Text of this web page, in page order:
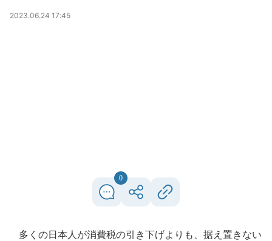
2023.06.24 17:45
0
多くの日本人が消費税の引き下げよりも、据え置きない